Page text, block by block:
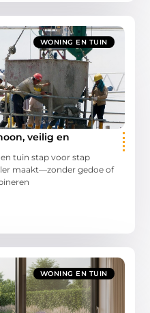
WONING EN TUIN
veilig en
en tuin stap voor stap
maakt—zonder gedoe of
WONING EN TUIN